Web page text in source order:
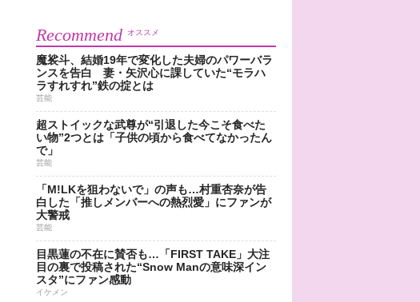
Recommend オススメ
魔裟斗、結婚19年で変化した夫婦のパワーバラ
ンスを告白 妻・矢沢心に課していた“モラハ
ラすれすれ”鉄の掟とは
芸能
超ストイックな武尊が“引退した今こそ食べた
い物”2つとは「子供の頃から食べてなかったん
で」
芸能
「M!LKを狙わないで」の声も…村重杏奈が告
白した「推しメンバーへの熱烈愛」にファンが
大警戒
芸能
目黒蓮の不在に賛否も…「FIRST TAKE」大注
目の裏で投稿された“Snow Manの意味深イン
スタ”にファン感動
イケメン